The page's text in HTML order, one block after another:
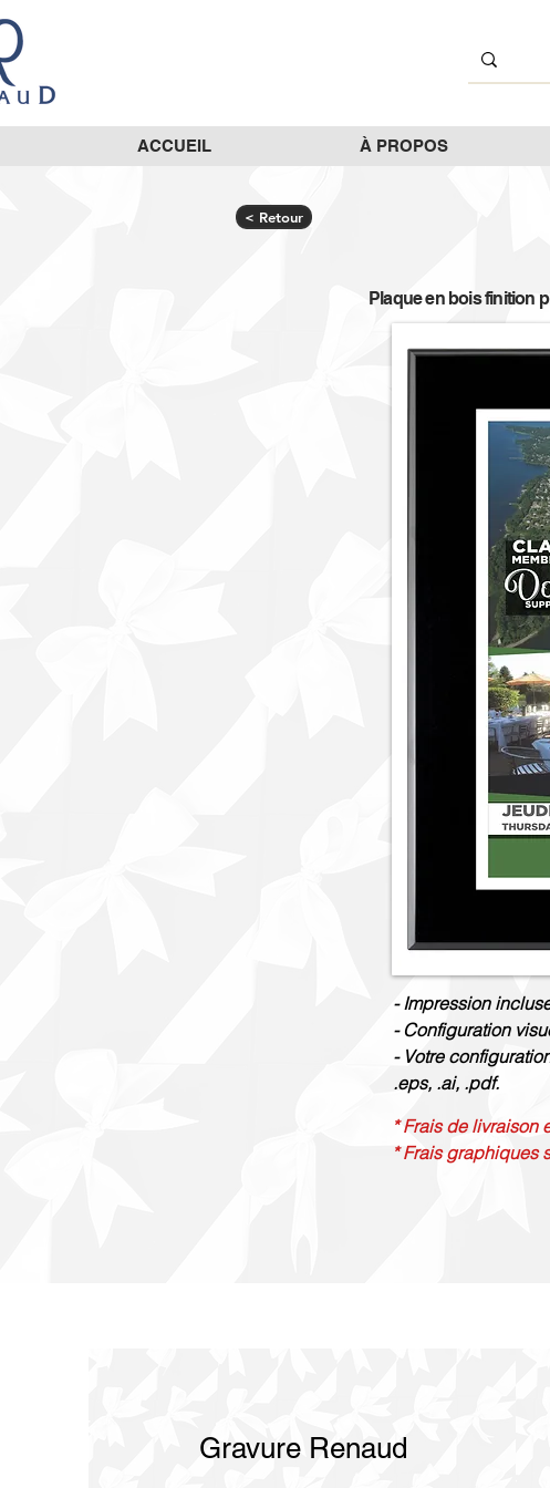
ACCUEIL À PROPOS
< Retour
Plaque en bois finition
- Impression
- Configuration
- Votre
.eps, .ai, .pdf.
* Frais de livraison
* Frais graphiques
Gravure Renaud